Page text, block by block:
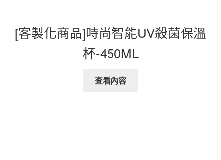
[客製化商品]時尚智能UV殺菌保溫
杯-450ML
查看內容